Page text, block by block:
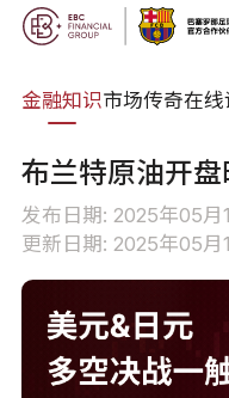
金融知识市场传奇在线
布兰特原油开
发布日期: 2025年05月
更新日期: 2025年05月